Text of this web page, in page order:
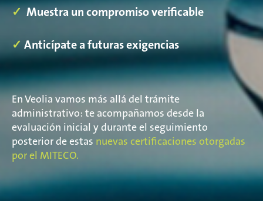
✓ Muestra un compromiso verificable
✓ Anticípate a futuras exigencias
En Veolia vamos más allá del trámite
administrativo: te acompañamos desde la
evaluación inicial y durante el seguimiento
posteriorde estas nuevas certificaciones otorgadas
por el MITECO.